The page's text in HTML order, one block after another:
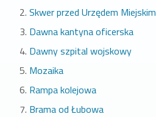
Skwer przed Urzędem Miejskim
Dawna kantyna oficerska
Dawny szpital wojskowy
Mozaika
Rampa kolejowa
Brama od Łubowa